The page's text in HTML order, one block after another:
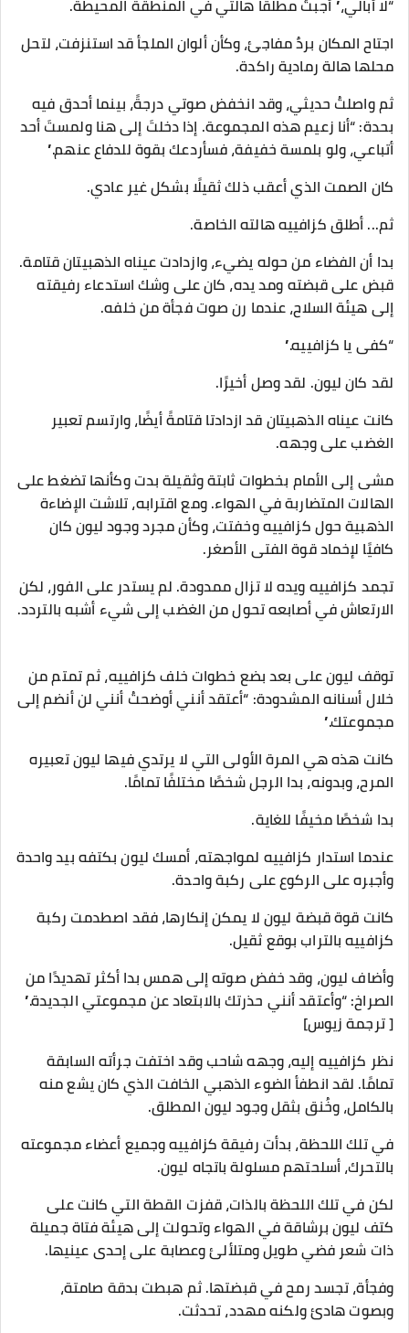
“لا أبالي،” أجبتُ مطلقًا هالتي في المنطقة المحيطة.
اجتاح المكان بردٌ مفاجئ، وكأن ألوان الملجأ قد استنزفت، لتحل
محلها هالة رمادية راكدة.
ثم واصلتُ حديثي، وقد انخفض صوتي درجةً، بينما أحدق فيه
بحدة: “أنا زعيم هذه المجموعة. إذا دخلتَ إلى هنا ولمستَ أحد
أتباعي، ولو بلمسة خفيفة، فسأردعك بقوة للدفاع عنهم.”
كان الصمت الذي أعقب ذلك ثقيلًا بشكل غير عادي.
ثم... أطلق كزافييه هالته الخاصة.
بدا أن الفضاء من حوله يضيء، وازدادت عيناه الذهبيتان قتامة.
قبض على قبضته ومد يده، كان على وشك استدعاء رفيقته
إلى هيئة السلاح، عندما رن صوت فجأة من خلفه.
“كفى يا كزافييه.”
لقد كان ليون. لقد وصل أخيرًا.
كانت عيناه الذهبيتان قد ازدادتا قتامةً أيضًا، وارتسم تعبير
الغضب على وجهه.
مشى إلى الأمام بخطوات ثابتة وثقيلة بدت وكأنها تضغط على
الهالات المتضاربة في الهواء. ومع اقترابه، تلاشت الإضاءة
الذهبية حول كزافييه وخفتت، وكأن مجرد وجود ليون كان
كافيًا لإخماد قوة الفتى الأصغر.
تجمد كزافييه ويده لا تزال ممدودة. لم يستدر على الفور، لكن
الارتعاش في أصابعه تحول من الغضب إلى شيء أشبه بالتردد.
توقف ليون على بعد بضع خطوات خلف كزافييه، ثم تمتم من
خلال أسنانه المشدودة: “أعتقد أنني أوضحتُ أنني لن أنضم إلى
مجموعتك.”
كانت هذه هي المرة الأولى التي لا يرتدي فيها ليون تعبيره
المرح، وبدونه، بدا الرجل شخصًا مختلفًا تمامًا.
بدا شخصًا مخيفًا للغاية.
عندما استدار كزافييه لمواجهته، أمسك ليون بكتفه بيد واحدة
وأجبره على الركوع على ركبة واحدة.
كانت قوة قبضة ليون لا يمكن إنكارها، فقد اصطدمت ركبة
كزافييه بالتراب بوقع ثقيل.
وأضاف ليون، وقد خفض صوته إلى همس بدا أكثر تهديدًا من
الصراخ: “وأعتقد أنني حذرتك بالابتعاد عن مجموعتي الجديدة.”
[ ترجمة زيوس]
نظر كزافييه إليه، وجهه شاحب وقد اختفت جرأته السابقة
تمامًا. لقد انطفأ الضوء الذهبي الخافت الذي كان يشع منه
بالكامل، وخُنق بثقل وجود ليون المطلق.
في تلك اللحظة، بدأت رفيقة كزافييه وجميع أعضاء مجموعته
بالتحرك، أسلحتهم مسلولة باتجاه ليون.
لكن في تلك اللحظة بالذات، قفزت القطة التي كانت على
كتف ليون برشاقة في الهواء وتحولت إلى هيئة فتاة جميلة
ذات شعر فضي طويل ومتلألئ وعصابة على إحدى عينيها.
وفجأة، تجسد رمح في قبضتها. ثم هبطت بدقة صامتة،
وبصوت هادئ ولكنه مهدد، تحدثت.